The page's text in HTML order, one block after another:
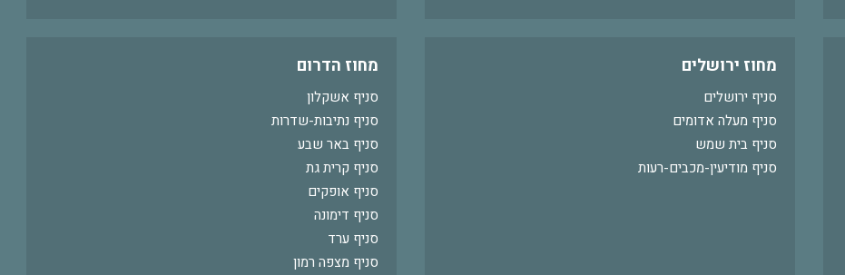
מחוז ירושלים
סניף ירושלים
סניף מעלה אדומים
סניף בית שמש
סניף מודיעין-מכבים-רעות
מחוז הדרום
סניף אשקלון
סניף נתיבות-שדרות
סניף באר שבע
סניף קרית גת
סניף אופקים
סניף דימונה
סניף ערד
סניף מצפה רמון